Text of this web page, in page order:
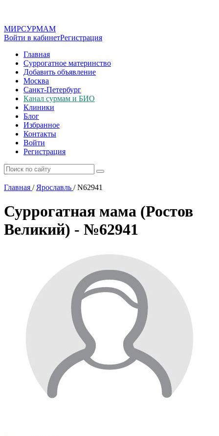
МИРСУРМАМ
Войти в кабинетРегистрация
Главная
Суррогатное материнство
Добавить объявление
Москва
Санкт-Петербург
Канал сурмам и БИО
Клиники
Блог
Избранное
Контакты
Войти
Регистрация
Главная / Ярославль /N62941
Суррогатная мама (Ростов
Великий) - №62941